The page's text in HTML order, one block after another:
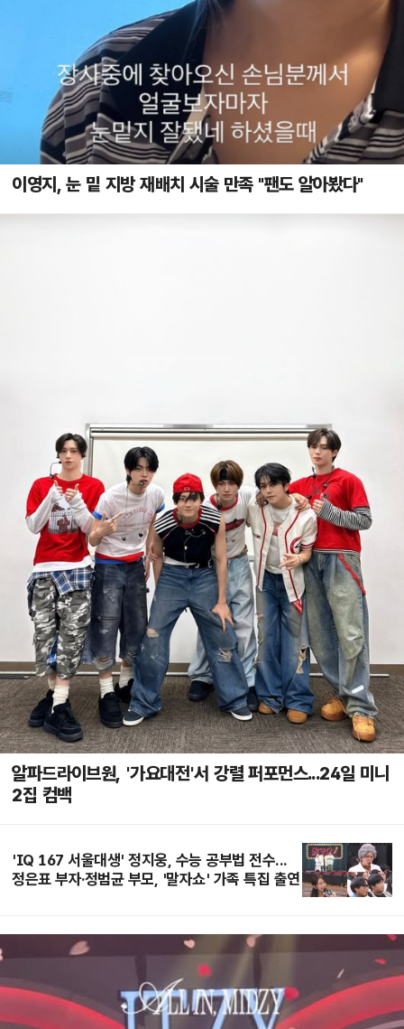
이영지, 눈 밑 지방 재배치 시술 만족 "팬도 알아봤다"
알파드라이브원, '가요대전'서 강렬 퍼포먼스...24일 미니
2집 컴백
'IQ 167 서울대생' 정지웅, 수능 공부법 전수...
정은표 부자·정범균 부모, '말자쇼' 가족 특집 출연